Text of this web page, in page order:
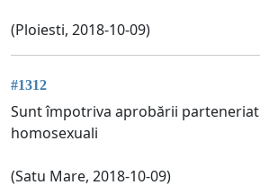
(Ploiesti, 2018-10-09)
#1312
Sunt împotriva aprobării
homosexuali
(Satu Mare, 2018-10-09)